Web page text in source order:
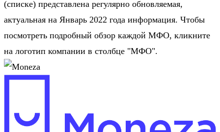
(списке) представлена регулярно обновляемая,
актуальная на Январь 2022 года информация. Чтобы
посмотреть подробный обзор каждой МФО, кликните
на логотип компании в столбце "МФО".